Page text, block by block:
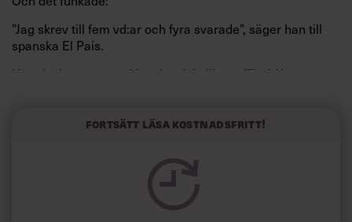
”Jag skrev till fem vd:ar och fyra svarade”, säger han till
spanska El País.
Horwitz har nu utvecklat sitt trick till en affärsidé: appen
kortfattat slarviga vd-stilen.
Fortsätt läsa kostnadsfritt!